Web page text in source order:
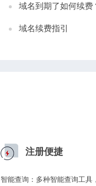
域名到期了如何续费
域名续费指引
注册便捷
智能查询：多种智能查询工具